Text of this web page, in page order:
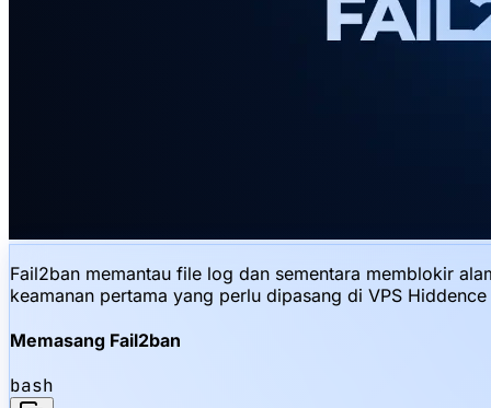
Fail2ban memantau file log dan sementara memblokir
keamanan pertama yang perlu dipasang di VPS
Memasang Fail2ban
bash